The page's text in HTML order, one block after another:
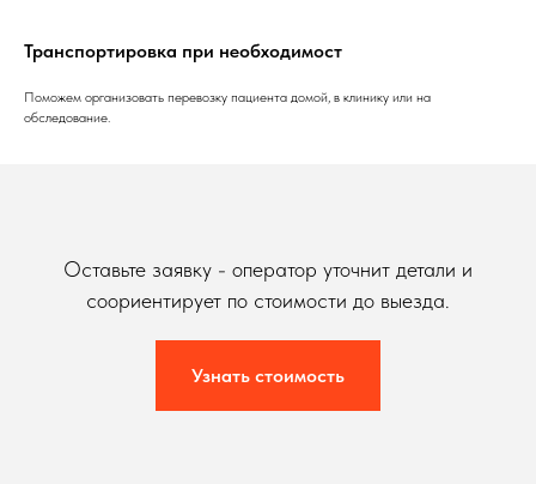
Транспортировка при необходимост
Поможем организовать перевозку пациента домой, в клинику или на
обследование.
Оставьте заявку - оператор уточнит детали и
соориентирует по стоимости до выезда.
Узнать стоимость